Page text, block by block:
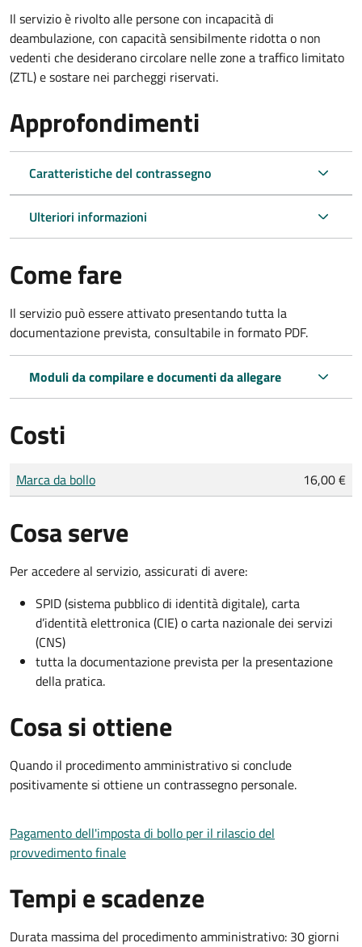
Il servizio è rivolto alle persone con incapacità di
deambulazione, con capacità sensibilmente ridotta o non
vedenti che desiderano circolare nelle zone a traffico limitato
(ZTL) e sostare nei parcheggi riservati.
Approfondimenti
Caratteristiche del contrassegno
Ulteriori informazioni
Come fare
Il servizio può essere attivato presentando tutta la
documentazione prevista, consultabile in formato PDF.
Moduli da compilare e documenti da allegare
Costi
Tipo di pagamento
Importo
Marca da bollo 16,00 €
Cosa serve
Per accedere al servizio, assicurati di avere:
SPID (sistema pubblico di identità digitale), carta
d’identità elettronica (CIE) o carta nazionale dei servizi
(CNS)
tutta la documentazione prevista per la presentazione
della pratica.
Cosa si ottiene
Quando il procedimento amministrativo si conclude
positivamente si ottiene un contrassegno personale.
Pagamento dell'imposta di bollo per il rilascio del
provvedimento finale
Tempi e scadenze
Durata massima del procedimento amministrativo: 30 giorni